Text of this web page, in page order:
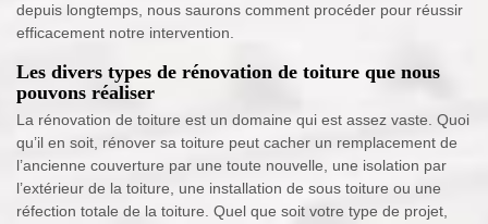
depuis longtemps, nous saurons comment procéder pour réussir
efficacement notre intervention.
Les divers types de rénovation de toiture que nous
pouvons réaliser
La rénovation de toiture est un domaine qui est assez vaste. Quoi
qu’il en soit, rénover sa toiture peut cacher un remplacement de
l’ancienne couverture par une toute nouvelle, une isolation par
l’extérieur de la toiture, une installation de sous toiture ou une
réfection totale de la toiture. Quel que soit votre type de projet,